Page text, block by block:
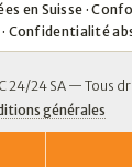
en Suisse ·
· Confidentialité
24/24 SA — Tous
générales